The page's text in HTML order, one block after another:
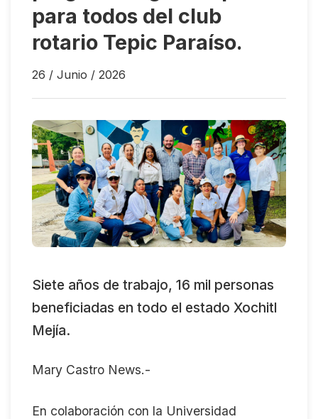
para todos del club
rotario Tepic Paraíso.
26 / Junio / 2026
Siete años de trabajo, 16 mil personas
beneficiadas en todo el estado Xochitl
Mejía.
Mary Castro News.-
En colaboración con la Universidad